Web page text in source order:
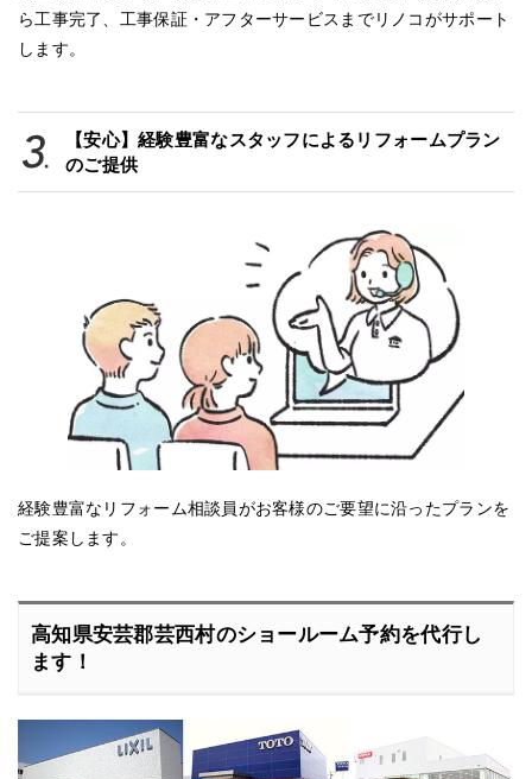
ら工事完了、工事保証・アフターサービスまでリノコがサポート
します。
【安心】経験豊富なスタッフによるリフォームプラン
のご提供
経験豊富なリフォーム相談員がお客様のご要望に沿ったプランを
ご提案します。
高知県安芸郡芸西村のショールーム予約を代行し
ます！